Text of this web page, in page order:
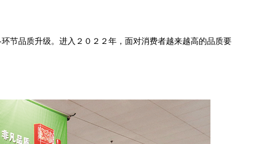
节品质升级。进入２０２２年，面对消费者越来越高的品质要